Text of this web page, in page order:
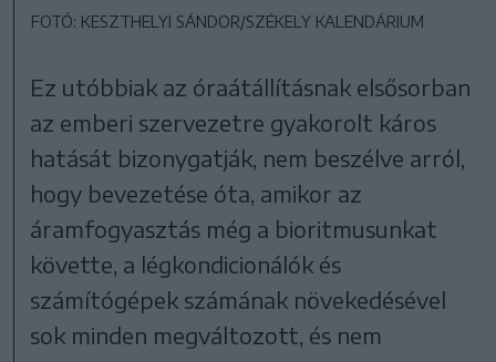
FOTÓ: KESZTHELYI SÁNDOR/SZÉKELY KALENDÁRIUM
Ez utóbbiak az óraátállításnak elsősorban
az emberi szervezetre gyakorolt káros
hatását bizonygatják, nem beszélve arról,
hogy bevezetése óta, amikor az
áramfogyasztás még a bioritmusunkat
követte, a légkondicionálók és
számítógépek számának növekedésével
sok minden megváltozott, és nem